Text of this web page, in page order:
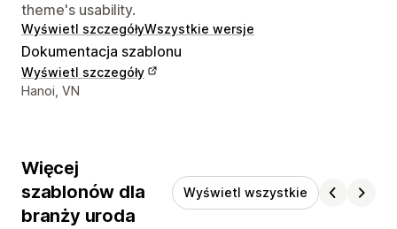
theme's usability.
Wyświetl szczegółyWszystkie wersje
Dokumentacja szablonu
Wyświetl szczegóły
Dane kontaktowe projektanta
Hanoi, VN
Więcej
szablonów dla
branży uroda
Wyświetl wszystkie